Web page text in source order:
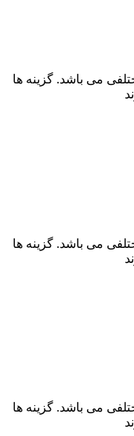
می باشد. گزینه ها
می باشد. گزینه ها
می باشد. گزینه ها